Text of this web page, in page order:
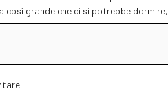
così grande che ci si potrebbe